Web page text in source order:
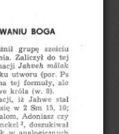
BOGA
. grupę
sześciu
Zaliczył do tej
Jahveh mälak
utworu {por. Ps
tej formuły, ale
króla (w. 8).
iż Jahwe
stał
się w 2 Sm 15, 10;
Adoniasz czy
2, doszukiwał